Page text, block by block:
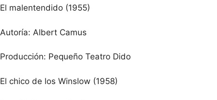
El malentendido (1955)
Autoría: Albert Camus
Producción: Pequeño Teatro Dido
El chico de los Winslow (1958)